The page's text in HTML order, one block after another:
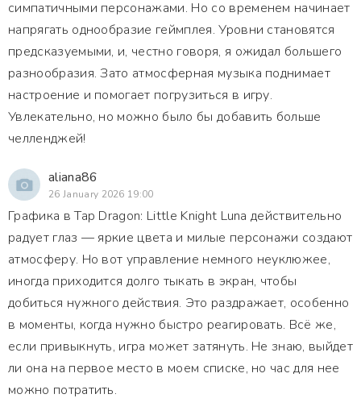
симпатичными персонажами. Но со временем начинает
напрягать однообразие геймплея. Уровни становятся
предсказуемыми, и, честно говоря, я ожидал большего
разнообразия. Зато атмосферная музыка поднимает
настроение и помогает погрузиться в игру.
Увлекательно, но можно было бы добавить больше
челленджей!
aliana86
26 January 2026 19:00
Графика в Tap Dragon: Little Knight Luna действительно
радует глаз — яркие цвета и милые персонажи создают
атмосферу. Но вот управление немного неуклюжее,
иногда приходится долго тыкать в экран, чтобы
добиться нужного действия. Это раздражает, особенно
в моменты, когда нужно быстро реагировать. Всё же,
если привыкнуть, игра может затянуть. Не знаю, выйдет
ли она на первое место в моем списке, но час для нее
можно потратить.